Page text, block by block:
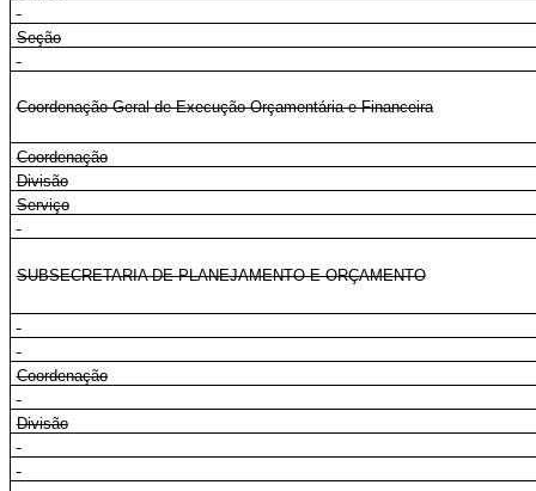
Seção
Coordenação-Geral de Execução Orçamentária e Financeira
Coordenação
Divisão
Serviço
SUBSECRETARIA DE PLANEJAMENTO E ORÇAMENTO
Coordenação
Divisão